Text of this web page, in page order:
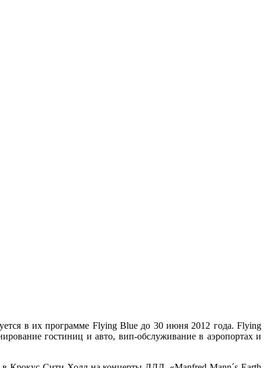
в их программе Flying Blue до 30 июня 2012 года. Flying
гостиниц и авто, вип-обслуживание в аэропортах и